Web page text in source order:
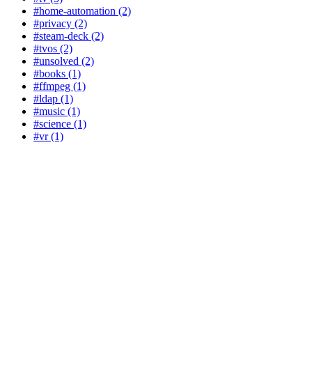
#home-automation (2)
#privacy (2)
#steam-deck (2)
#tvos (2)
#unsolved (2)
#books (1)
#ffmpeg (1)
#ldap (1)
#music (1)
#science (1)
#vr (1)